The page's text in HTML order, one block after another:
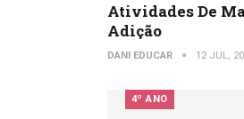
Atividades De
Adição
DANI EDUCAR 12 JUL,
4º ANO